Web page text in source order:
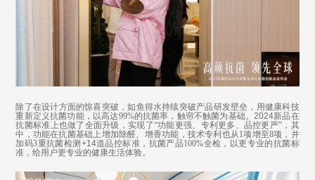
除了在设计方面的惊喜突破，如鱼得水持续突破产品研发壁垒， 用健康科技
重新定义抗菌功能，以高达99%的抗菌率，触帘不触菌为基础。2024新品在
抗菌标准上也做了 全面升级，实现了“功能更强、专利更多、品控更严”，其
中，功能在抗菌基础上增加除醛、增香功能， 技术专利也从1项增至8项，并
加码3重抗菌检测+14道品控标准， 抗菌产品100%全检， 以更专业的抗菌标
准，给用户更专业的健康生活体验。